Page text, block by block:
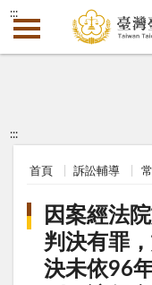
:::
:::
首頁 訴訟輔導
因案經法
判決有罪
決未依96